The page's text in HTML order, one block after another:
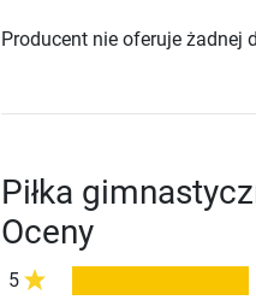
Producent nie oferuje żadnej
Piłka
Oceny
5